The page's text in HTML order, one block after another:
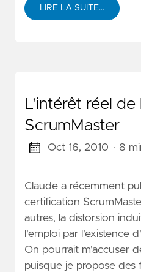
LIRE LA SUITE…
L'intérêt réel
ScrumMaster
Oct 16, 2010 · 8
Claude a récemment
certification
autres, la distorsion
l'emploi par l'existence
On pourrait m'accuser
puisque je propose des